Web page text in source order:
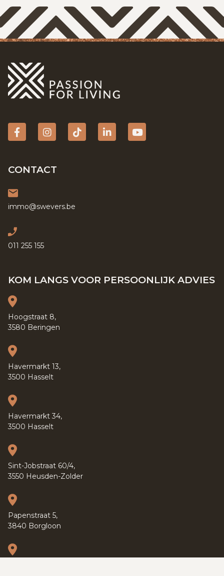
FacebookInstagram
tiktokLinkedinYouTube
CONTACT
immo@swevers.be
011 255 155
KOM LANGS VOOR PERSOONLIJK ADVIES
Hoogstraat 8,
3580 Beringen
Havermarkt 13,
3500 Hasselt
Havermarkt 34,
3500 Hasselt
Sint-Jobstraat 60/4,
3550 Heusden-Zolder
Papenstraat 5,
3840 Borgloon